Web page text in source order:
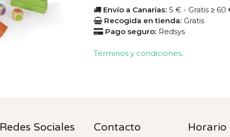
Envío a Canarias: 5 € - Gratis ≥ 60
Recogida en tienda: Gratis
Pago seguro: Redsys
Términos y condiciones.
Redes Sociales Contacto Horario